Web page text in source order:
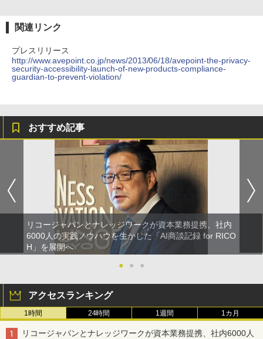
関連リンク
プレスリリース
http://www.avepoint.co.jp/news/2013/06/18/avepoint-the-privacy-
security-accessibility-launch-of-new-products-compliance-
guardian-to-prevent-violation/
おすすめ記事
リコージャパンとナレッジワークが資本業務提携、社内
6000人の実践ノウハウを生かした「AI商談記録 for RICO
H」を展開へ
●
● ●
アクセスランキング
1時間 24時間 1週間 1カ月
リコージャパンとナレッジワークが資本業務提携、社内6000人